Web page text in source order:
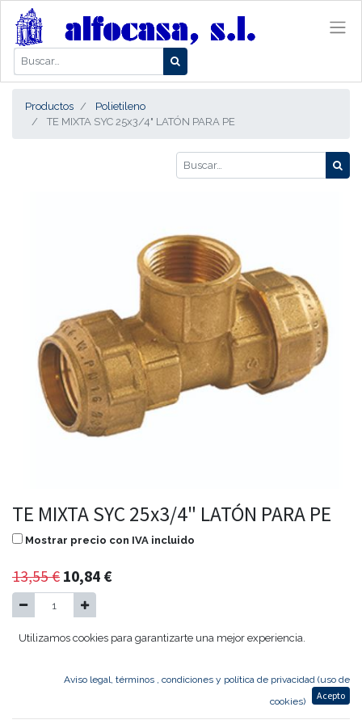
Productos
Polietileno
TE MIXTA SYC 25x3/4" LATÓN PARA PE
TE MIXTA SYC 25x3/4" LATÓN PARA PE
Mostrar precio con IVA incluido
13,55€ 10,84 €
Agregar al carrito
Utilizamos cookies para garantizarte una mejor experiencia.
Aviso legal, términos , condiciones y política de privacidad (uso de
cookies)
Acepto